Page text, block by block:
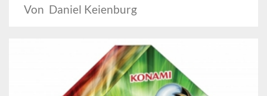
Von Daniel Keienburg